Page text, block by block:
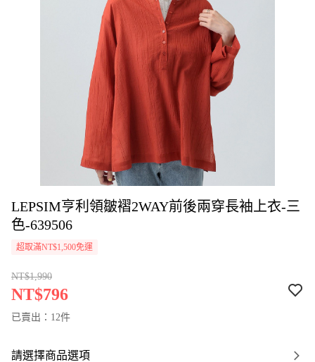
LEPSIM亨利領皺褶2WAY前後兩穿長袖上衣-三
色-639506
超取滿NT$1,500免運
NT$1,990
NT$796
已賣出：12件
請選擇商品選項